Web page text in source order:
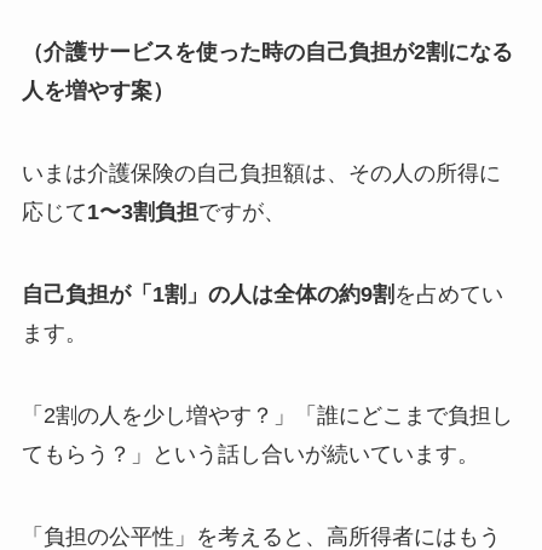
（介護サービスを使った時の自己負担が2割になる
人を増やす案）
いまは介護保険の自己負担額は、その人の所得に
応じて1〜3割負担ですが、
自己負担が「1割」の人は全体の約9割 を占めてい
ます。
「2割の人を少し増やす？」「誰にどこまで負担し
てもらう？」という話し合いが続いています。
「負担の公平性」を考えると、高所得者にはもう